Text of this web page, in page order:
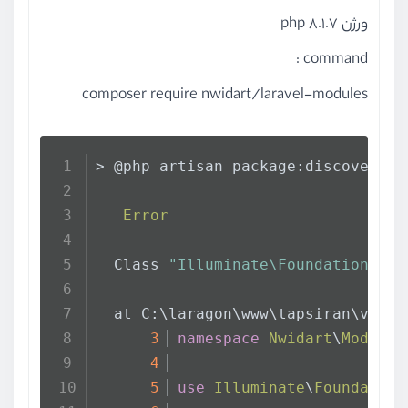
ورژن php 8.1.7
command :
composer require nwidart/laravel-modules
> @php artisan package:discover
Error
  Class
at
3
namespace Nwidart\Modules
4
5
use Illuminate\ Foundation